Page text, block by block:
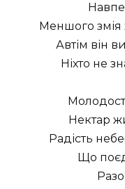
Меншого змія
Автім він
Ніхто не
Нектар
Радість
Що